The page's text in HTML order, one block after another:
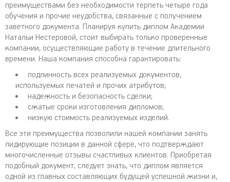
преимуществами без необходимости терпеть четыре года
обучения и прочие неудобства, связанные с получением
заветного документа. Планируя купить диплом Академии
Натальи Нестеровой, стоит выбирать только проверенные
компании, осуществляющие работу в течение длительного
времени. Наша компания способна гарантировать:
подлинность всех реализуемых документов,
используемых печатей и прочих атрибутов;
надежность и безопасность сделки;
сжатые сроки изготовления дипломов;
низкую стоимость реализуемых изделий.
Все эти преимущества позволили нашей компании занять
лидирующие позиции в данной сфере, что подтверждают
многочисленные отзывы счастливых клиентов. Приобретая
подобный документ, следует знать, что диплом является
одной из главных составляющих будущей успешной жизни и,